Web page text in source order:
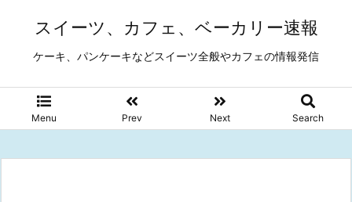
スイーツ、カフェ、ベーカリー速報
ケーキ、パンケーキなどスイーツ全般やカフェの情報発信
Menu Prev Next Search